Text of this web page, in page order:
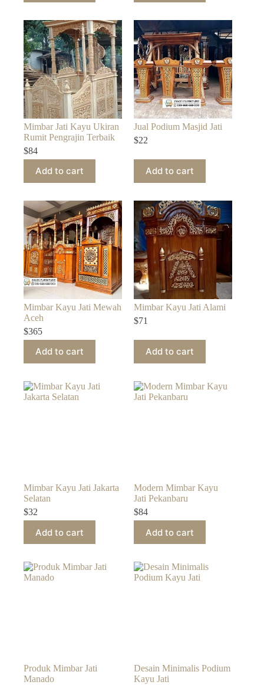
Mimbar Jati Kayu Ukiran
Rumit Pengrajin Terbaik
$84
Add to cart
Jual Podium Masjid Jati
$22
Add to cart
Mimbar Kayu Jati Mewah
Aceh
$365
Add to cart
Mimbar Kayu Jati Alami
$71
Add to cart
Mimbar Kayu Jati Jakarta
Selatan
$32
Add to cart
Modern Mimbar Kayu
Jati Pekanbaru
$84
Add to cart
Produk Mimbar Jati
Manado
Desain Minimalis Podium
Kayu Jati